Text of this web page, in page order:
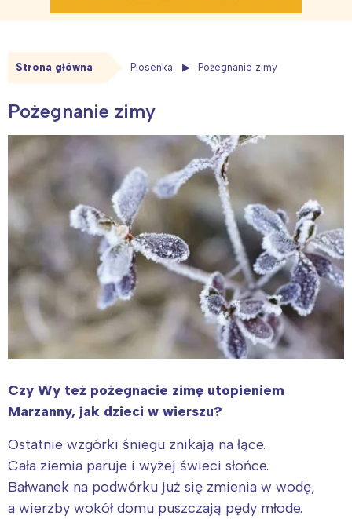
Strona główna Piosenka Pożegnanie zimy
Pożegnanie zimy
Czy Wy też pożegnacie zimę utopieniem
Marzanny, jak dzieci w wierszu?
Ostatnie wzgórki śniegu znikają na łące.
Cała ziemia paruje i wyżej świeci słońce.
Bałwanek na podwórku już się zmienia w wodę,
a wierzby wokół domu puszczają pędy młode.